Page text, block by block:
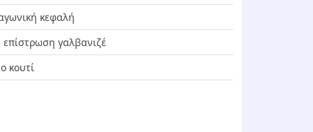
κεφαλή
επίστρωση γαλβανιζέ
κουτί